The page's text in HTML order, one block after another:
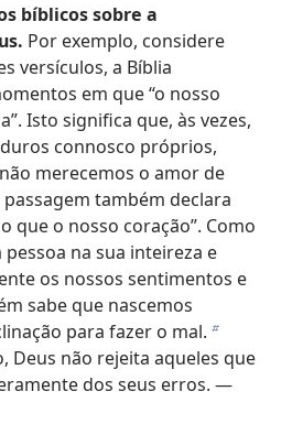
bíblicos sobre a
Por exemplo, considere
versículos, a Bíblia
em que “o nosso
Isto significa que, às vezes,
connosco próprios,
merecemos o amor de
também declara
que o nosso coração”. Como
pessoa na sua inteireza e
os nossos sentimentos e
sabe que nascemos
para fazer o mal. b
Deus não rejeita aqueles que
dos seus erros. —